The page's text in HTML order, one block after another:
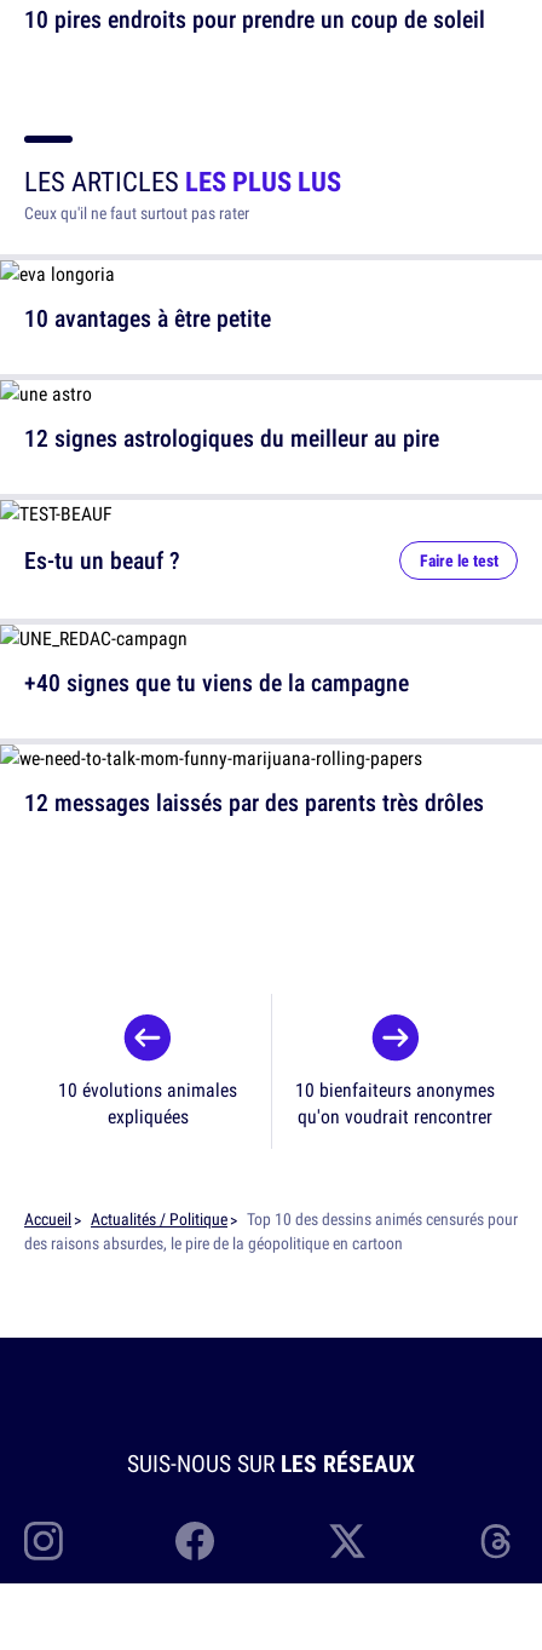
10 pires endroits pour prendre un coup de soleil
LES ARTICLES LES PLUS LUS
Ceux qu'il ne faut surtout pas rater
10 avantages à être petite
12 signes astrologiques du meilleur au pire
12 messages laissés par des parents très drôles
Es-tu un beauf ? Faire le test
+40 signes que tu viens de la campagne
10 évolutions animales
expliquées
10 bienfaiteurs anonymes
qu'on voudrait rencontrer
Accueil Actualités / Politique
Top 10 des dessins animés censurés pour
des raisons absurdes, le pire de la géopolitique en cartoon
SUIS-NOUS SUR LES RÉSEAUX